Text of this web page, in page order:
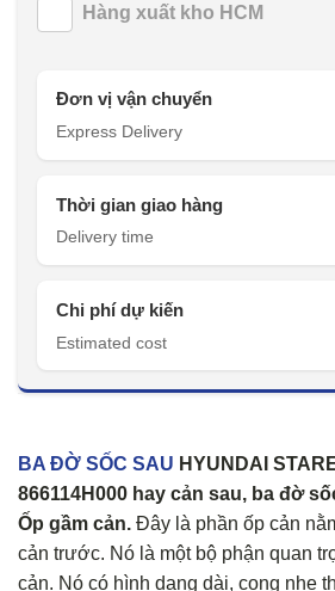
Hàng xuất kho HCM
Đơn vị vận chuyển
Express Delivery
Thời gian giao hàng
Delivery time
Chi phí dự kiến
Estimated cost
BA ĐỜ SỐC SAU HYUNDAI
866114H000 hay cản sau, ba đờ
Ốp gầm cản. Đây là phần ốp cản
cản trước. Nó là một bộ phận quan
cản. Nó có hình dạng dài, cong nhẹ